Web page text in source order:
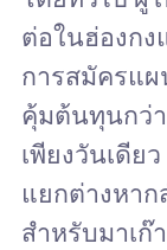
ต่อในฮ่องกง
การสมัครแผ
คุ้มต้นทุนกว่
เพียงวันเดีย
แยกต่างหา
สำหรับมาเก๊